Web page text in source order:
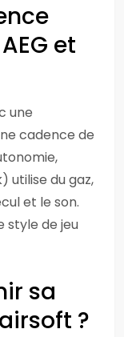
et
une
cadence de
utilise du gaz,
et le son.
style de jeu
sa
?